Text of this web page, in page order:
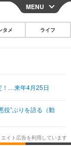
CLOSE
その他
国・芸能
グルメ
MENU
タメ ライフ
！…来年4月25日
役”ぶりを語る（動